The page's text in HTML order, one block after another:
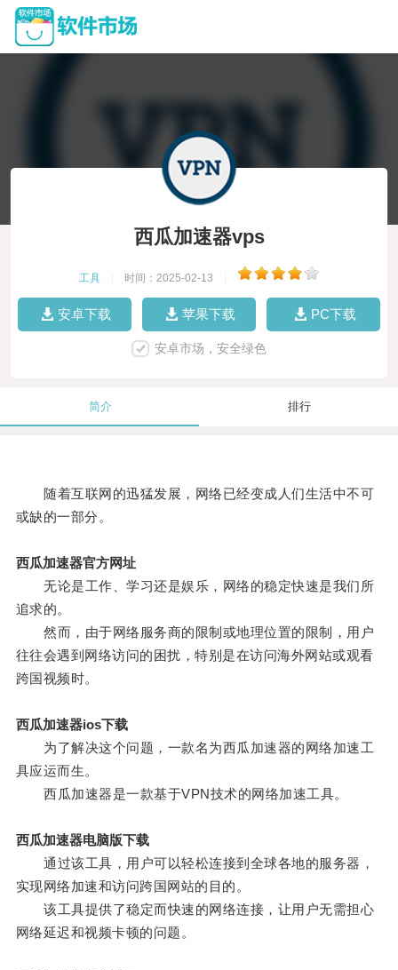
西瓜加速器vps
工具 时间：2025-02-13
安卓下载 苹果下载 PC下载
安卓市场，安全绿色
简介 排行
随着互联网的迅猛发展，网络已经变成人们生活中不可
或缺的一部分。
西瓜加速器官方网址
无论是工作、学习还是娱乐，网络的稳定快速是我们所
追求的。
然而，由于网络服务商的限制或地理位置的限制，用户
往往会遇到网络访问的困扰，特别是在访问海外网站或观看
跨国视频时。
西瓜加速器ios下载
为了解决这个问题，一款名为西瓜加速器的网络加速工
具应运而生。
西瓜加速器是一款基于VPN技术的网络加速工具。
西瓜加速器电脑版下载
通过该工具，用户可以轻松连接到全球各地的服务器，
实现网络加速和访问跨国网站的目的。
该工具提供了稳定而快速的网络连接，让用户无需担心
网络延迟和视频卡顿的问题。